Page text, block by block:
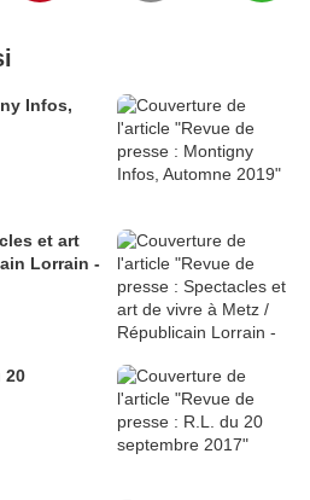
Infos,
et art
Lorrain -
20